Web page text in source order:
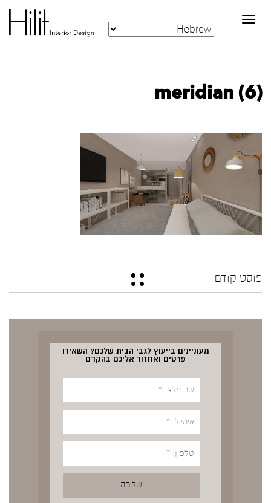
Toggle
navigation
meridian (6)
פוסט קודם
מעוניינים בייעוץ לגבי הבית שלכם? השאירו
פרטים ואחזור אליכם בהקדם